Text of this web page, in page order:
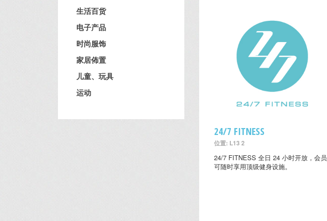
生活百货
电子产品
时尚服饰
家居佈置
儿童、玩具
运动
24/7 FITNESS
位置: L13 2
24/7 FITNESS 全日 24 小时开放，会员
可随时享用顶级健身设施。